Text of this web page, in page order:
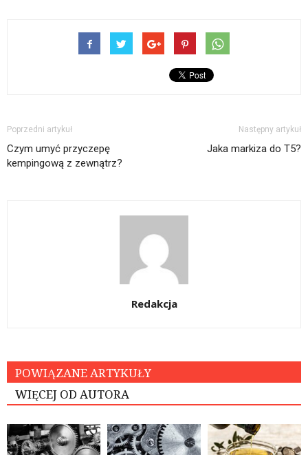
Poprzedni artykuł
Czym umyć przyczepę
kempingową z zewnątrz?
Następny artykuł
Jaka markiza do T5?
Redakcja
POWIĄZANE ARTYKUŁY
WIĘCEJ OD AUTORA